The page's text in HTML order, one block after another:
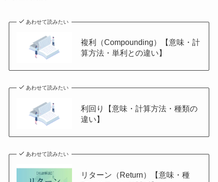
あわせて読みたい
複利（Compounding）【意味・計
算方法・単利との違い】
あわせて読みたい
利回り【意味・計算方法・種類の
違い】
あわせて読みたい
リターン（Return）【意味・種